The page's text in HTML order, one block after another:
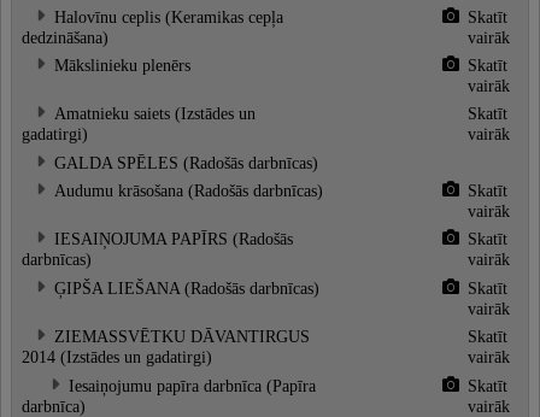
Halovīnu ceplis (Keramikas cepļa
dedzināšana)
Skatīt
vairāk
Mākslinieku plenērs
Skatīt
vairāk
Amatnieku saiets (Izstādes un
gadatirgi)
Skatīt
vairāk
GALDA SPĒLES (Radošās darbnīcas)
Audumu krāsošana (Radošās darbnīcas)
Skatīt
vairāk
IESAIŅOJUMA PAPĪRS (Radošās
darbnīcas)
Skatīt
vairāk
ĢIPŠA LIEŠANA (Radošās darbnīcas)
Skatīt
vairāk
ZIEMASSVĒTKU DĀVANTIRGUS
2014 (Izstādes un gadatirgi)
Skatīt
vairāk
Iesaiņojumu papīra darbnīca (Papīra
darbnīca)
Skatīt
vairāk